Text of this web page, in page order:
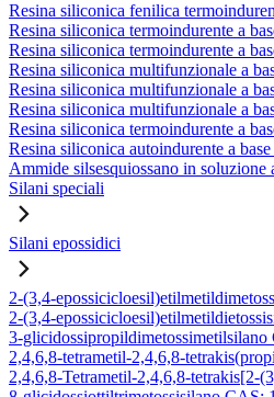
Resina siliconica fenilica
Resina siliconica termoindurente a
Resina siliconica termoindurente a
Resina siliconica multifunzionale a
Resina siliconica multifunzionale a
Resina siliconica multifunzionale a
Resina siliconica termoindurente a
Resina siliconica autoindurente a
Ammide silsesquiossano in
Silani speciali
Silani epossidici
2-(3,4-
2-(3,4-
3-
2,4,6,8-tetrametil-2,4,6,8-
2,4,6,8-Tetrametil-2,4,6,8-tetrakis[2-